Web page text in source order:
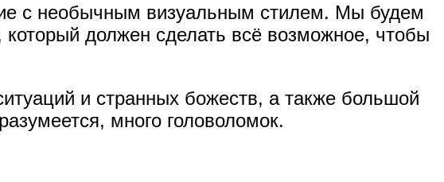
с необычным визуальным стилем. Мы будем
который должен сделать всё возможное, чтобы
и странных божеств, а также большой
много головоломок.